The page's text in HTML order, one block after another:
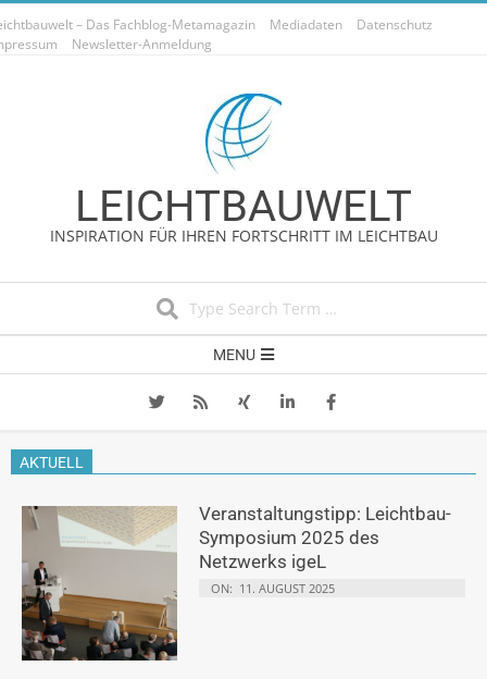
Skip
to
– Das Fachblog-Metamagazin Mediadaten
Datenschutz
Newsletter-Anmeldung
LEICHTBAUWELT
INSPIRATION FÜR IHREN FORTSCHRITT IM LEICHTBAU
Navigation
MENU
AKTUELL
Veranstaltungstipp: Leichtbau-
Symposium 2025 des
Netzwerks igeL
ON: 11. AUGUST 2025